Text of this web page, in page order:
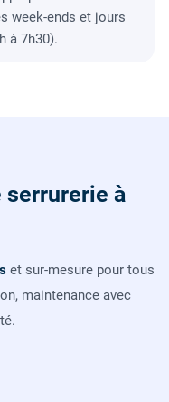
week-ends et jours
à 7h30).
serrurerie à
et sur-mesure pour tous
maintenance avec